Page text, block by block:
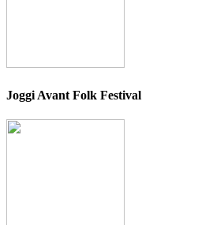
Joggi Avant Folk Festival